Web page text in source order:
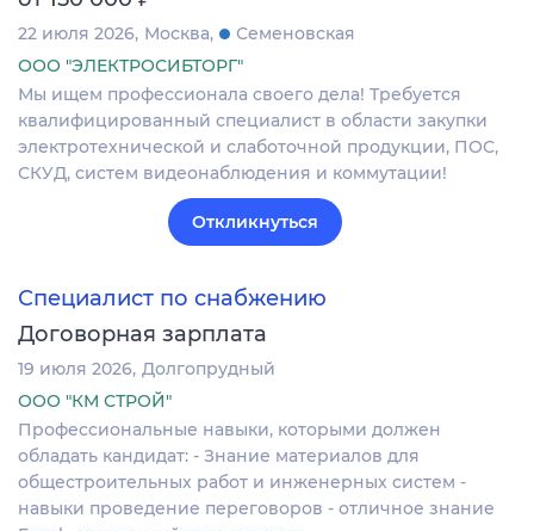
22 июля 2026 Москва
Семеновская
ООО "ЭЛЕКТРОСИБТОРГ"
Мы ищем профессионала своего дела! Требуется
квалифицированный специалист в области закупки
электротехнической и слаботочной продукции, ПОС,
СКУД, систем видеонаблюдения и коммутации!
Откликнуться
Специалист по снабжению
Договорная зарплата
19 июля 2026 Долгопрудный
ООО "КМ СТРОЙ"
Профессиональные навыки, которыми должен
обладать кандидат: - Знание материалов для
общестроительных работ и инженерных систем -
навыки проведение переговоров - отличное знание